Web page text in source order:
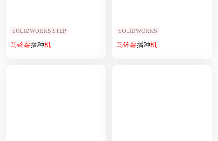
SOLIDWORKS,STEP
马铃薯播种机
SOLIDWORKS
马铃薯播种机